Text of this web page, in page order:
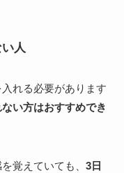
人
れる必要があります
い方はおすすめでき
覚えていても、 3日